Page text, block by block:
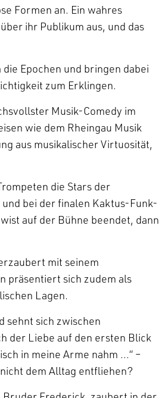
Formen an. Ein wahres
ihr Publikum aus, und das
Epochen und bringen dabei
zum Erklingen.
Musik-Comedy im
wie dem Rheingau Musik
aus musikalischer Virtuosität,
die Stars der
bei der finalen Kaktus-Funk-
auf der Bühne beendet, dann
mit seinem
präsentiert sich zudem als
Lagen.
sehnt sich zwischen
der Liebe auf den ersten Blick
in meine Arme nahm …“ –
dem Alltag entfliehen?